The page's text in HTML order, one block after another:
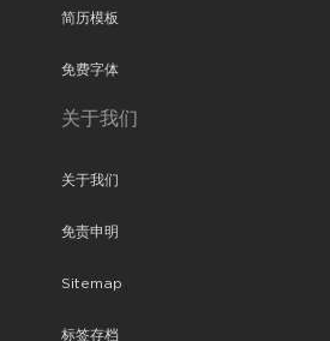
简历模板
免费字体
关于我们
关于我们
免责申明
Sitemap
标签存档